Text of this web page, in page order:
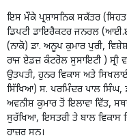
ਇਸ ਮੌਕੇ ਪ੍ਰਸ਼ਾਸਨਿਕ ਸਕੱਤਰ (ਸਿਹਤ
ਡਿਪਟੀ ਡਾਇਰੈਕਟਰ ਜਨਰਲ
(ਨਾਕੋ) ਡਾ. ਅਨੂਪ ਕੁਮਾਰ ਪੁਰੀ,
ਰਾਜ ਏਡਜ਼ ਕੰਟਰੋਲ ਸੁਸਾਇਟੀ ) ਸ੍ਰੀ
ਉਤਪਤੀ, ਹੁਨਰ ਵਿਕਾਸ ਅਤੇ
ਸਿੱਖਿਆ) ਸ. ਪਰਮਿੰਦਰ ਪਾਲ
ਅਵਨੀਸ਼ ਕੁਮਾਰ ਤੋਂ ਇਲਾਵਾ ਵਿੱਤ,
ਸੁਰੱਖਿਆ, ਇਸਤਰੀ ਤੇ ਬਾਲ ਵਿਕਾਸ
ਹਾਜ਼ਰ ਸਨ।